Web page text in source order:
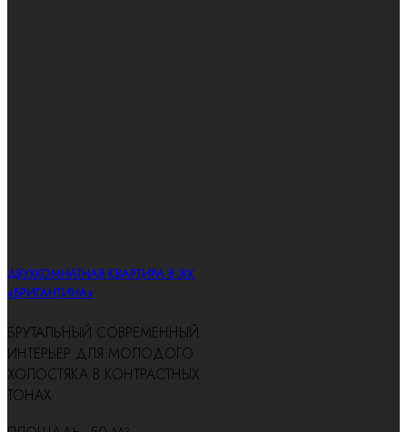
ДВУХКОМНАТНАЯ КВАРТИРА В ЖК
«БРИГАНТИНА»
БРУТАЛЬНЫЙ СОВРЕМЕННЫЙ
ИНТЕРЬЕР ДЛЯ МОЛОДОГО
ХОЛОСТЯКА В КОНТРАСТНЫХ
ТОНАХ